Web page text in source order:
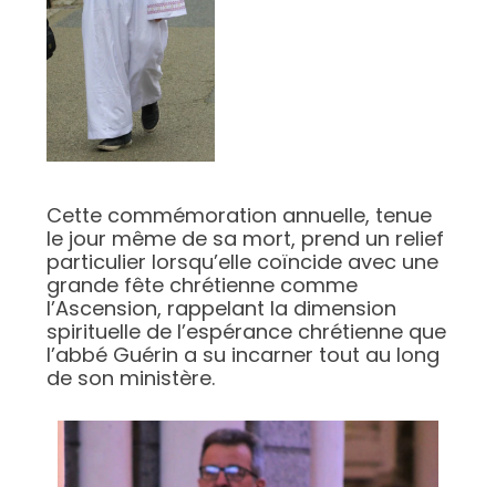
Cette commémoration annuelle, tenue
le jour même de sa mort, prend un relief
particulier lorsqu’elle coïncide avec une
grande fête chrétienne comme
l’Ascension, rappelant la dimension
spirituelle de l’espérance chrétienne que
l’abbé Guérin a su incarner tout au long
de son ministère.